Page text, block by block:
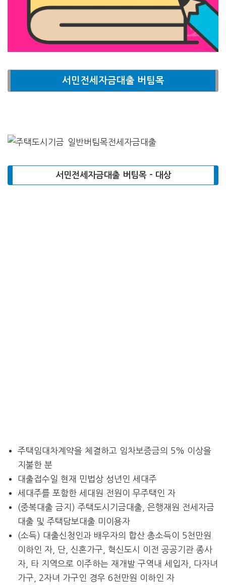
서민전세자금대출 버팀목
서민전세자금대출 버팀목 – 대상
주택임대차계약을 체결하고 임차보증금의 5% 이상을
지불한 분
대출접수일 현재 민법상 성년인 세대주
세대주를 포함한 세대원 전원이 무주택인 자
(중복대출 금지) 주택도시기금대출, 은행재원 전세자금
대출 및 주택담보대출 미이용자
(소득) 대출신청인과 배우자의 합산 총소득이 5천만원
이하인 자, 단, 신혼가구, 혁신도시 이전 공공기관 종사
자, 타 지역으로 이주하는 재개발 구역내 세입자, 다자녀
가구, 2자녀 가구인 경우 6천만원 이하인 자